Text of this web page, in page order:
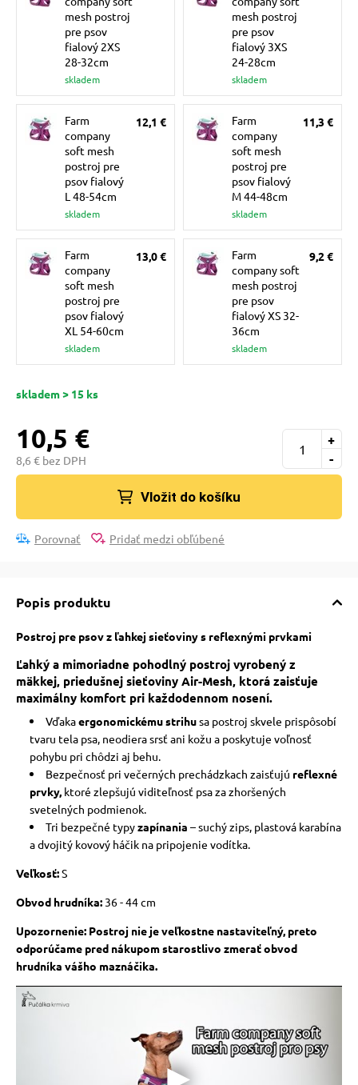
mačky
podložky
mesh postroj
pre psov
fialový 2XS
28-32cm
skladem
mesh postroj
pre psov
fialový 3XS
24-28cm
skladem
Farm
company
soft mesh
postroj pre
psov fialový
L 48-54cm
skladem
12,1 €
Farm
company
soft mesh
postroj pre
psov fialový
M 44-48cm
skladem
11,3 €
Farm
company
soft mesh
postroj pre
psov fialový
XL 54-60cm
skladem
13,0 €
Farm
company soft
mesh postroj
pre psov
fialový XS 32-
36cm
skladem
9,2 €
skladem > 15 ks
10,5 €
8,6 € bez DPH -
+
Vložit do košíku
Porovnať Pridať medzi obľúbené
Popis produktu
Postroj pre psov z ľahkej sieťoviny s reflexnými prvkami
Ľahký a mimoriadne pohodlný postroj vyrobený z
mäkkej, priedušnej sieťoviny Air-Mesh, ktorá zaisťuje
maximálny komfort pri každodennom nosení.
Vďakaergonomickému strihusa postroj skvele prispôsobí
tvaru tela psa, neodiera srsť ani kožu a poskytuje voľnosť
pohybu pri chôdzi aj behu.
Bezpečnosť pri večerných prechádzkach zaisťujú reflexné
prvky, ktoré zlepšujú viditeľnosť psa za zhoršených
svetelných podmienok.
Tri bezpečné typyzapínania – suchý zips, plastová karabína
a dvojitý kovový háčik na pripojenie vodítka.
Veľkosť:S
Obvod hrudníka: 36 - 44 cm
Upozornenie: Postroj nie je veľkostne nastaviteľný, preto
odporúčame pred nákupom starostlivo zmerať obvod
hrudníka vášho maznáčika.